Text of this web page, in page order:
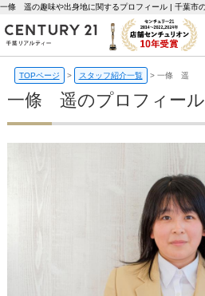
TOPページ > スタッフ紹介一覧 > 一條 遥
一條 遥のプロフィール